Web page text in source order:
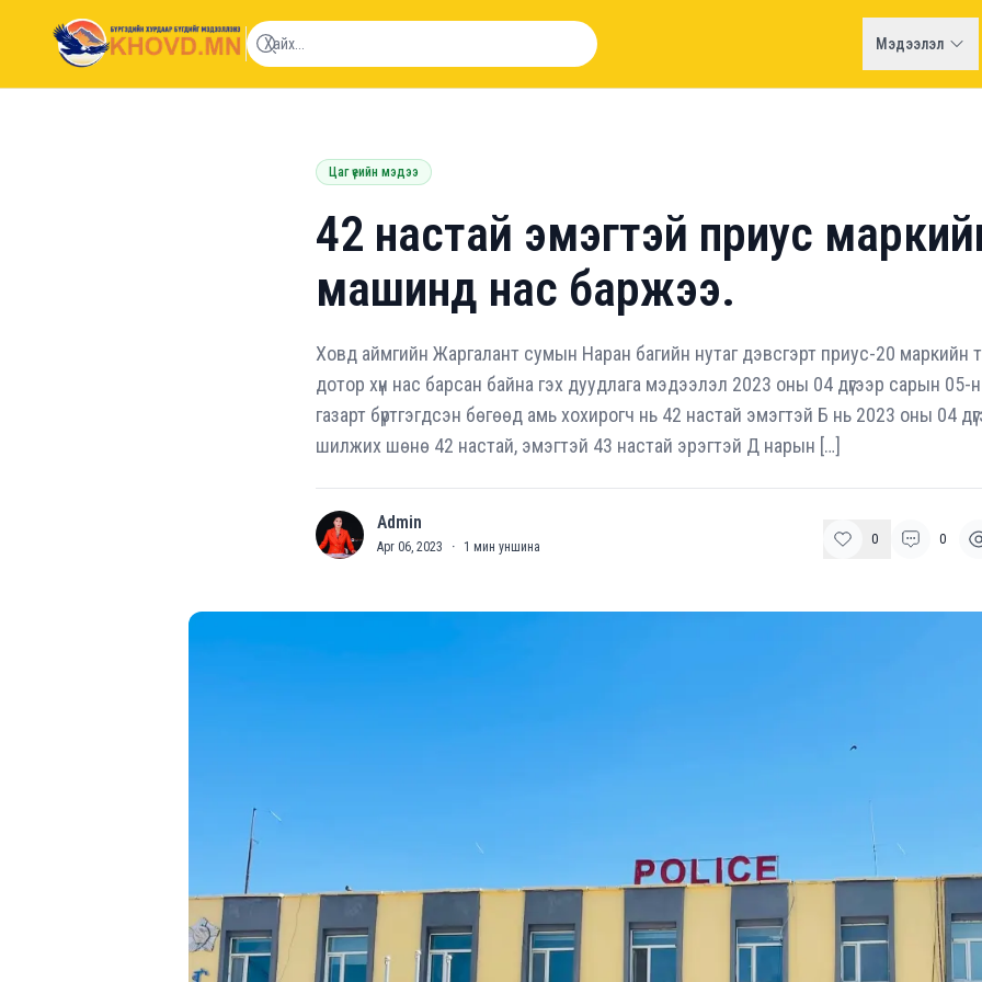
khovd.mn
Мэдээлэл
Цаг үеийн мэдээ
42 настай эмэгтэй приус
машинд нас баржээ.
Ховд аймгийн Жаргалант сумын Наран багийн нутаг дэвсгэрт приус-20 маркийн
дотор хүн нас барсан байна гэх дуудлага мэдээлэл 2023 оны 04 дүгээр сарын
газарт бүртгэгдсэн бөгөөд амь хохирогч нь 42 настай эмэгтэй Б нь 2023 оны 04
шилжих шөнө 42 настай, эмэгтэй 43 настай эрэгтэй Д нарын […]
A Admin
Apr 06, 2023 · 1 мин уншина 0 0